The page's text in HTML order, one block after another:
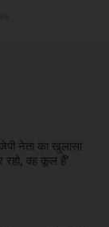
नेता का खुलासा
वह कूल हैं’